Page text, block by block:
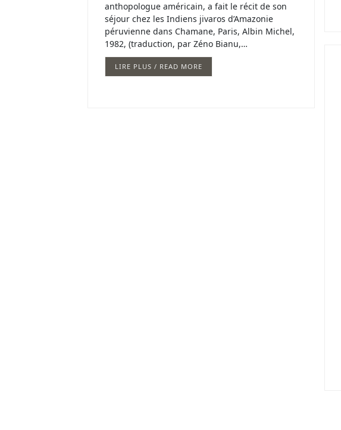
anthopologue américain, a fait le récit de son
séjour chez les Indiens jivaros d’Amazonie
péruvienne dans Chamane, Paris, Albin Michel,
1982, (traduction, par Zéno Bianu,…
LIRE PLUS / READ MORE